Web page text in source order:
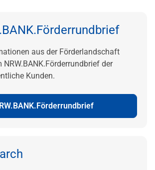
aus der Förderlandschaft
NRW.BANK.Förderrundbrief der
Kunden.